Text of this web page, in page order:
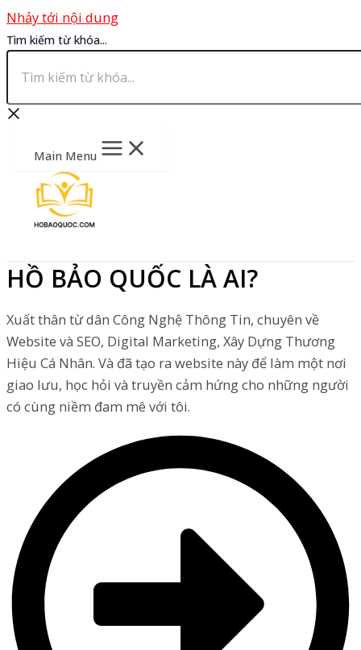
Nhảy tới nội dung
Tìm kiếm từ khóa...
Main Menu
HỒ BẢO QUỐC LÀ AI?
Xuất thân từ dân Công Nghệ Thông Tin, chuyên về
Website và SEO, Digital Marketing, Xây Dựng Thương
Hiệu Cá Nhân. Và đã tạo ra website này để làm một nơi
giao lưu, học hỏi và truyền cảm hứng cho những người
có cùng niềm đam mê với tôi.